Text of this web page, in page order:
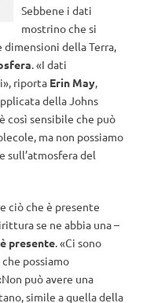
Sebbene i dati
mostrino che si
della Terra,
. «I dati
riporta Erin May,
della Johns
così sensibile che può
ma non possiamo
sull’atmosfera del
ciò che è presente
se ne abbia una –
presente. «Ci sono
possiamo
può avere una
simile a quella della